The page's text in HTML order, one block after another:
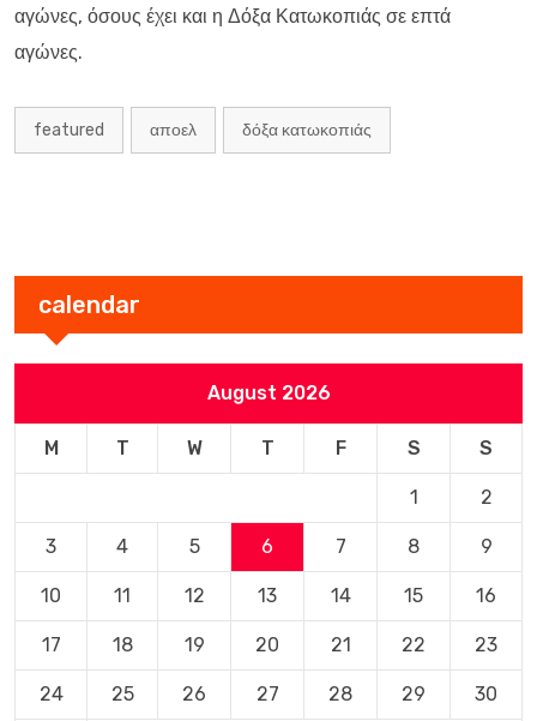
αγώνες, όσους έχει και η Δόξα Κατωκοπιάς σε επτά
αγώνες.
featured αποελ δόξα κατωκοπιάς
calendar
August 2026
M T W T F S S
1 2
3 4 5 6 7 8 9
10 11 12 13 14 15 16
17 18 19 20 21 22 23
24 25 26 27 28 29 30